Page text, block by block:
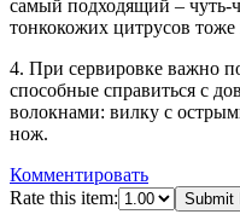
самый подходящий – чуть-
тонкокожих цитрусов
4. При сервировке важно
способные справиться с
волокнами: вилку с
нож.
Комментировать
Rate this item:
Submit